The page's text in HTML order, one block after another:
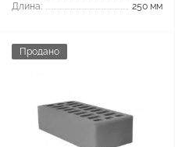
Длина:
250 мм
Продано